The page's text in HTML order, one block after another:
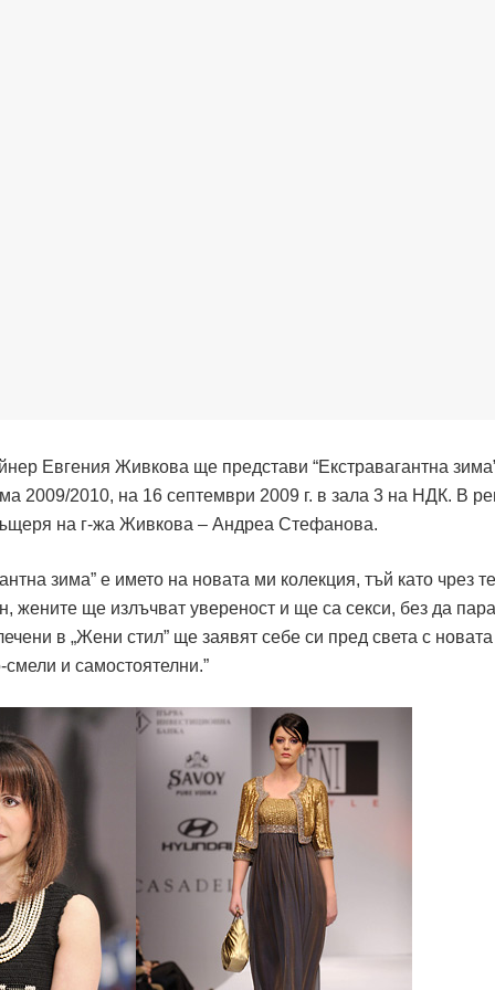
Евгения Живкова ще представи “Екстравагантна
2009/2010, на 16 септември 2009 г. в зала 3 на НДК. В
на г-жа Живкова – Андреа Стефанова.
зима” e името на новата ми колекция, тъй като чрез
жените ще излъчват увереност и ще са секси, без да
в „Жени стил” ще заявят себе си пред света с
и самостоятелни.”